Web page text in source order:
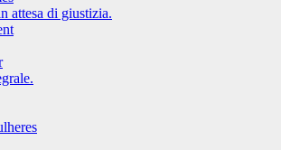
attesa di giustizia.